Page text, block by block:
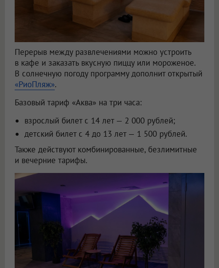
Перерыв между развлечениями можно устроить
в кафе и заказать вкусную пиццу или мороженое.
В солнечную погоду программу дополнит открытый
«РиоПляж».
Базовый тариф «Аква» на три часа:
взрослый билет с 14 лет — 2 000 рублей;
детский билет с 4 до 13 лет — 1 500 рублей.
Также действуют комбинированные, безлимитные
и вечерние тарифы.